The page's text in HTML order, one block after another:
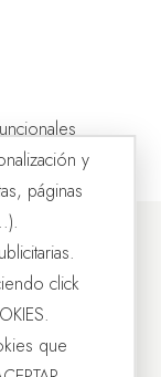
y
páginas
click
que